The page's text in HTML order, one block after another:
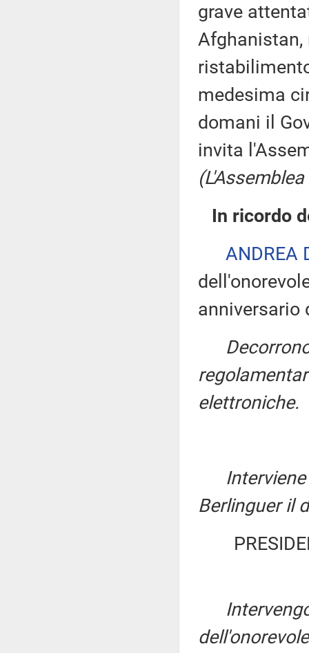
grave
Afghanistan,
medesima
domani il
invita
In ricordo
ANDREA
anniversario
elettroniche.
Berlinguer il